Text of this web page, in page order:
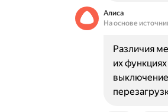
Алиса
На основе
Различия
их